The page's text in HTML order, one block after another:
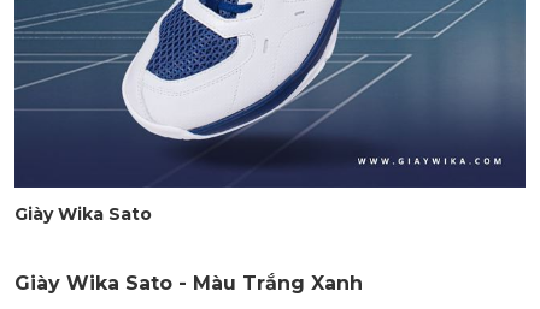
Giày Wika Sato
Giày Wika Sato - Màu Trắng Xanh